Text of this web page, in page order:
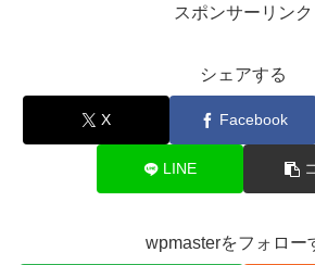
スポンサーリンク
シェアする
X Facebook
LINE
wpmasterをフォロー